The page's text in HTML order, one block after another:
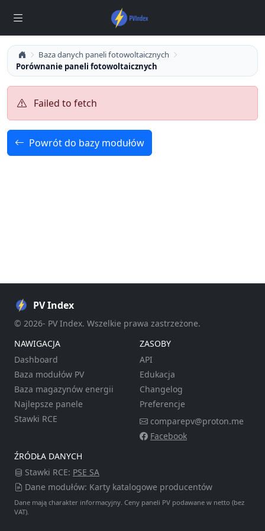
Baza danych paneli fotowoltaicznych
Porównanie paneli fotowoltaicznych
Failed to fetch
Powrót do bazy modułów
PV Index
© 2026- PV Index. Wszelkie prawa zastrzeżone.
NAWIGACJA
Dashboard
Baza modułów PV
Baza magazynów energii
Najlepsze panele
Stawki RCE
ZASOBY
API
Edukacja
Changelog
Preferencje
comparepv@proton.me
Facebook
ŹRÓDŁA DANYCH
Stawki RCE: PSE SA
Dane modułów: Karty katalogowe producentów
Dane mają charakter informacyjny. Ceny paneli PV podawane w netto (bez
VAT).